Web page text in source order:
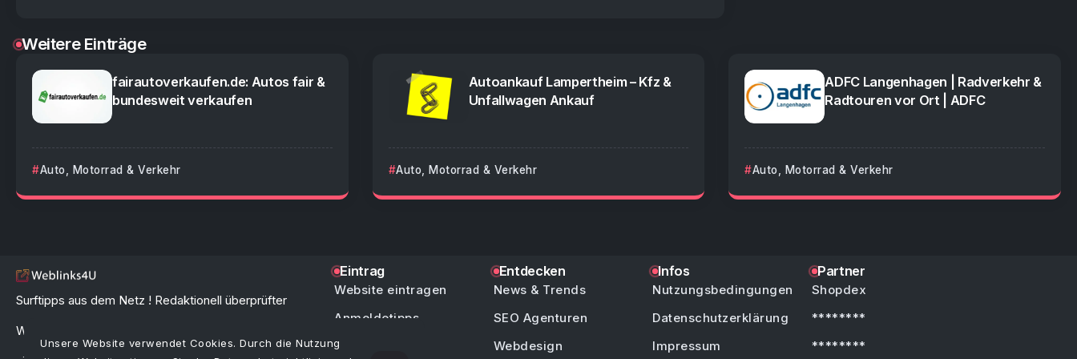
Weitere Einträge
fairautoverkaufen.de: Autos fair &
bundesweit verkaufen
Auto, Motorrad & Verkehr
Autoankauf Lampertheim – Kfz &
Unfallwagen Ankauf
Auto, Motorrad & Verkehr
ADFC Langenhagen | Radverkehr &
Radtouren vor Ort | ADFC
Auto, Motorrad & Verkehr
Surftipps aus dem Netz ! Redaktionell überprüfter
Webkatalog & Linkverzeichnis zur schnellen und
Eintrag
Website eintragen
Anmeldetipps
FAQ / Hilfe
Entdecken
News & Trends
SEO Agenturen
Webdesign
Infos
Nutzungsbedingungen
Datenschutzerklärung
Impressum
Partner
Shopdex
********
********
Unsere Website verwendet Cookies. Durch die Nutzung